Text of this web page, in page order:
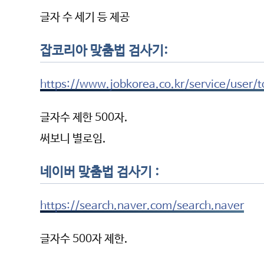
글자 수 세기 등 제공
잡코리아 맞춤법 검사기:
https://www.jobkorea.co.kr/service/user/
글자수 제한 500자.
써보니 별로임.
네이버 맞춤법 검사기 :
https://search.naver.com/search.naver
글자수 500자 제한.